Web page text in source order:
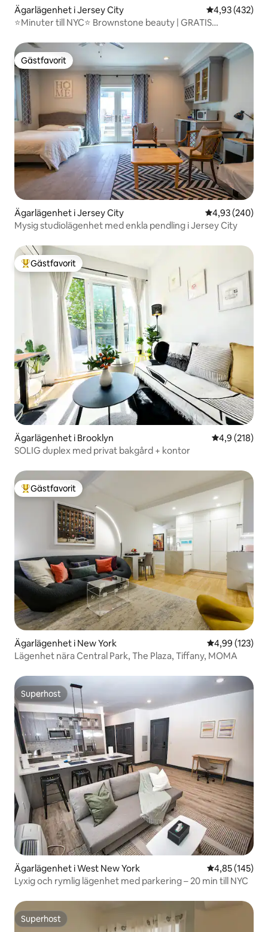
Ägarlägenhet i Jersey City 4,93 av 5 i
4,93 (432)
⭐Minuter till NYC⭐ Brownstone beauty | GRATIS
Gästfavorit
Gästfavorit
Ägarlägenhet i Jersey City 4,93 av 5 i
4,93 (240)
Mysig studiolägenhet med enkla pendling i Jersey City
Populär gästfavorit
Gästfavorit
Ägarlägenhet i Brooklyn 4,9 av 5 i
4,9 (218)
SOLIG duplex med privat bakgård + kontor
Populär gästfavorit
Gästfavorit
Ägarlägenhet i New York 4,99 av 5 i
4,99 (123)
Lägenhet nära Central Park, The Plaza, Tiffany, MOMA
Superhost
Superhost
Ägarlägenhet i West New York 4,85 av 5 i
4,85 (145)
Lyxig och rymlig lägenhet med parkering – 20 min till NYC
Superhost
Superhost